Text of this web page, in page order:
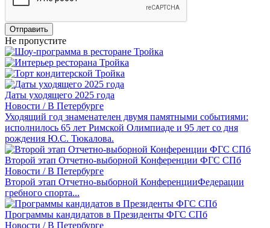
Отправить
Не пропустите
Даты уходящего 2025 года
Новости / В Петербурге
Уходящий год знаменателен двумя памятными событиями:
исполнилось 65 лет Римской Олимпиаде и 95 лет со дня
рождения Ю.С. Тюкалова.
Второй этап Отчетно-выборной Конференции ФГС СПб
Новости / В Петербурге
Второй этап Отчетно-выборной КонференцииФедерации
гребного спорта...
Программы кандидатов в Президенты ФГС СПб
Новости / В Петербурге